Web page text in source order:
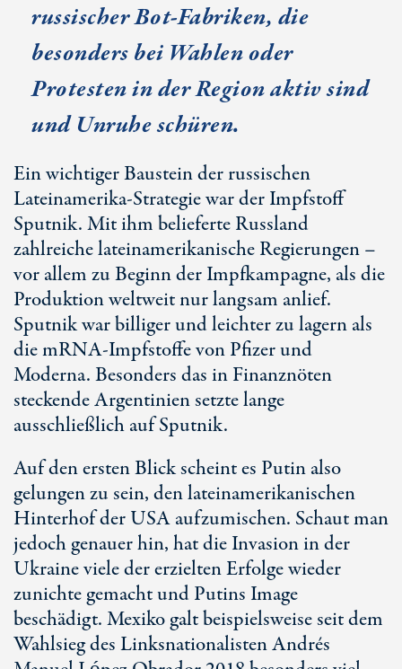
russischer Bot-Fabriken, die
besonders bei Wahlen oder
Protesten in der Region aktiv sind
und Unruhe schüren.
Ein wichtiger Baustein der russischen
Lateinamerika-Strategie war der Impfstoff
Sputnik. Mit ihm belieferte Russland
zahlreiche lateinamerikanische Regierungen –
vor allem zu Beginn der Impfkampagne, als die
Produktion weltweit nur langsam anlief.
Sputnik war billiger und leichter zu lagern als
die mRNA-Impfstoffe von Pfizer und
Moderna. Besonders das in Finanznöten
steckende Argentinien setzte lange
ausschließlich auf Sputnik.
Auf den ersten Blick scheint es Putin also
gelungen zu sein, den lateinamerikanischen
Hinterhof der USA aufzumischen. Schaut man
jedoch genauer hin, hat die Invasion in der
Ukraine viele der erzielten Erfolge wieder
zunichte gemacht und Putins Image
beschädigt. Mexiko galt beispielsweise seit dem
Wahlsieg des Linksnationalisten Andrés